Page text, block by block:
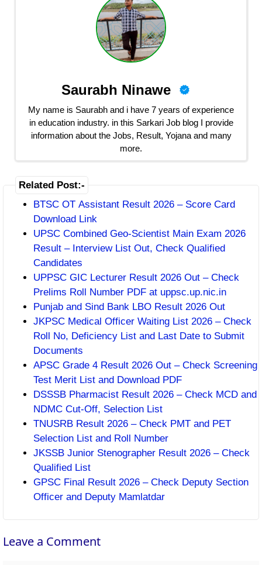
Saurabh Ninawe
My name is Saurabh and i have 7 years of experience
in education industry. in this Sarkari Job blog I provide
information about the Jobs, Result, Yojana and many
more.
Related Post:-
BTSC OT Assistant Result 2026 – Score Card
Download Link
UPSC Combined Geo-Scientist Main Exam 2026
Result – Interview List Out, Check Qualified
Candidates
UPPSC GIC Lecturer Result 2026 Out – Check
Prelims Roll Number PDF at uppsc.up.nic.in
Punjab and Sind Bank LBO Result 2026 Out
JKPSC Medical Officer Waiting List 2026 – Check
Roll No, Deficiency List and Last Date to Submit
Documents
APSC Grade 4 Result 2026 Out – Check Screening
Test Merit List and Download PDF
DSSSB Pharmacist Result 2026 – Check MCD and
NDMC Cut-Off, Selection List
TNUSRB Result 2026 – Check PMT and PET
Selection List and Roll Number
JKSSB Junior Stenographer Result 2026 – Check
Qualified List
GPSC Final Result 2026 – Check Deputy Section
Officer and Deputy Mamlatdar
Leave a Comment